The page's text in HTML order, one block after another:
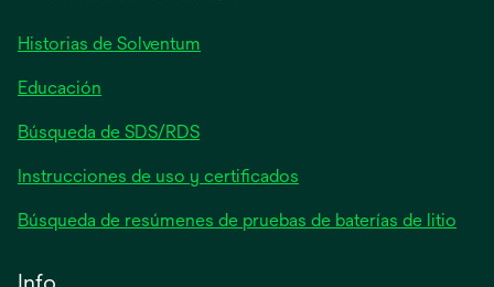
pestaña
Historias de Solventum
Educación
Búsqueda de SDS/RDS
Instrucciones de uso y certificados
Búsqueda de resúmenes de pruebas de baterías de litio